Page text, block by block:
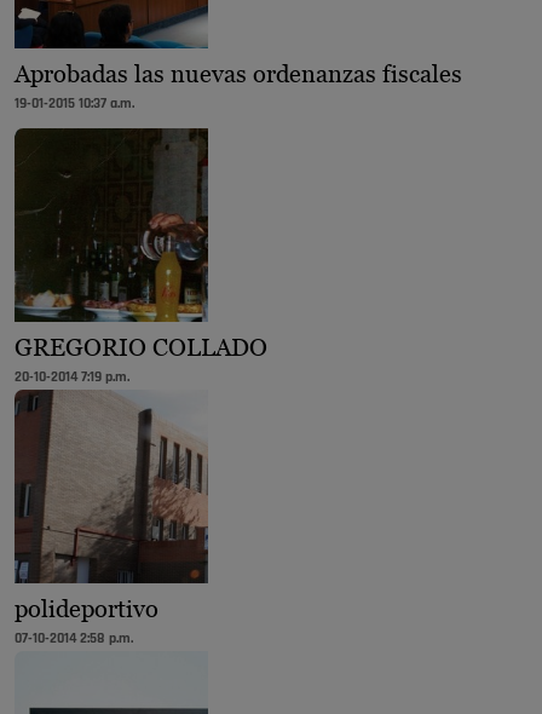
Aprobadas las nuevas ordenanzas fiscales
19-01-2015 10:37 a.m.
GREGORIO COLLADO
20-10-2014 7:19 p.m.
polideportivo
07-10-2014 2:58 p.m.